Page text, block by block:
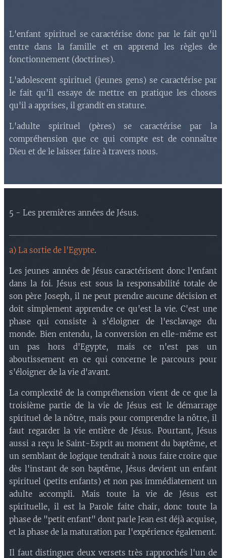
L'enfant spirituel se caractérise donc par le fait qu'il
entre dans la famille et en apprend les règles de
fonctionnement (doctrines).
L'adolescent spirituel (jeunes gens) se caractérise par
le fait qu'il essaye de mettre en pratique les choses
qu'il a apprises, il grandit en stature.
L'adulte spirituel (pères) se caractérise par la
compréhension que ce qui compte est de connaître
Dieu et de le laisser faire à travers nous.
5 - Les premières années de Jésus.
a) La sortie de l'Egypte.
Les jeunes années de Jésus caractérisent donc l'enfant
dans la foi. Jésus est sous la responsabilité totale de
son père Joseph, il ne peut prendre aucune décision et
doit simplement apprendre ce qu'est la vie. C'est une
phase qui consiste à s'éloigner de l'esclavage du
monde. Bien entendu, la conversion en elle-même est
un pas hors d'Egypte, mais ce n'est pas un
aboutissement en ce qui concerne le parcours pour
s'éloigner de la vie d'avant.
La complexité de la compréhension vient de ce que la
troisième partie de la vie de Jésus est le démarrage
spirituel de la nôtre, mais pour comprendre la nôtre, il
faut regarder la vie entière de Jésus. Pourtant, Jésus
aussi a reçu le Saint-Esprit au moment du baptême, et
un semblant de logique tendrait à nous faire croire que
dès l'instant de son baptême, Jésus devient un enfant
spirituel (petits enfants) et non pas immédiatement un
adulte accompli. Mais toute la vie de Jésus est
spirituelle, il est la Parole faite chair, donc toute la
phase de "petit enfant" dont parle Jean est déjà acquise,
et la phase de la maturation par l'expérience également.
Il faut distinguer deux versets très rapprochés l'un de